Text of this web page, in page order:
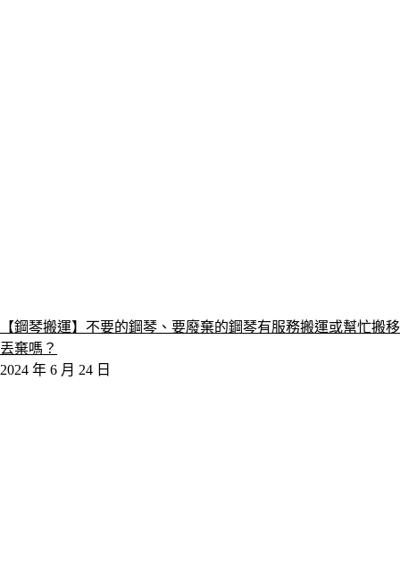
【鋼琴搬運】不要的鋼琴、要廢棄的鋼琴有服務搬運或幫忙搬移
丟棄嗎？
2024 年 6 月 24 日